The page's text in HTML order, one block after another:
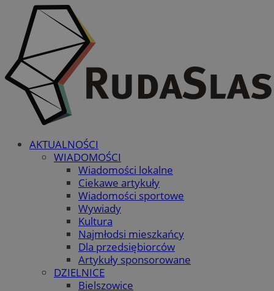
AKTUALNOŚCI
WIADOMOŚCI
Wiadomości lokalne
Ciekawe artykuły
Wiadomości sportowe
Wywiady
Kultura
Najmłodsi mieszkańcy
Dla przedsiębiorców
Artykuły sponsorowane
DZIELNICE
Bielszowice